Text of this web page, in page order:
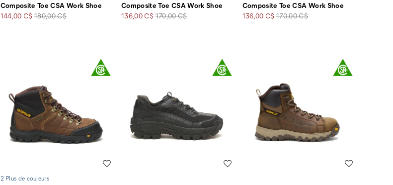
Composite Toe CSA Work Shoe
Prix
144,00 C$ Prix
180,00 C$
Composite Toe CSA Work Shoe
Prix
136,00 C$Prix
170,00 C$
Composite Toe CSA Work Shoe
Prix
136,00 C$ Prix
170,00 C$
2 Plus de couleurs